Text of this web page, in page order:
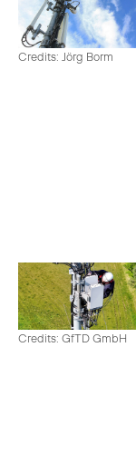
Credits: Jörg Borm
Credits: GfTD GmbH